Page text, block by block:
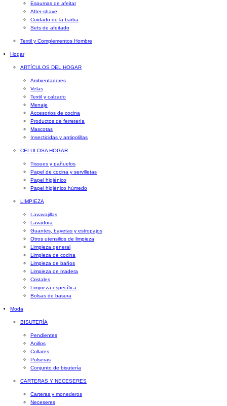
Espumas de afeitar
After-shave
Cuidado de la barba
Sets de afeitado
Textil y Complementos Hombre
Hogar
ARTÍCULOS DEL HOGAR
Ambientadores
Velas
Textil y calzado
Menaje
Accesorios de cocina
Productos de ferretería
Mascotas
Insecticidas y antipolillas
CELULOSA HOGAR
Tissues y pañuelos
Papel de cocina y servilletas
Papel higiénico
Papel higiénico húmedo
LIMPIEZA
Lavavajillas
Lavadora
Guantes, bayetas y estropajos
Otros utensilios de limpieza
Limpieza general
Limpieza de cocina
Limpieza de baños
Limpieza de madera
Cristales
Limpieza específica
Bolsas de basura
Moda
BISUTERÍA
Pendientes
Anillos
Collares
Pulseras
Conjunto de bisutería
CARTERAS Y NECESERES
Carteras y monederos
Neceseres